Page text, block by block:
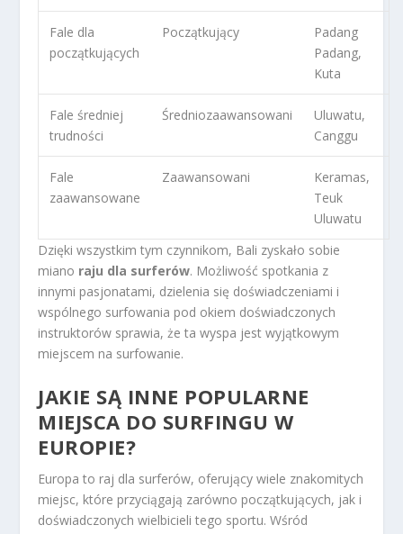
Fale dla
początkujących
Początkujący
Padang
Padang,
Kuta
Fale średniej
trudności
Średniozaawansowani
Uluwatu,
Canggu
Fale
zaawansowane
Zaawansowani
Keramas,
Teuk
Uluwatu
Dzięki wszystkim tym czynnikom, Bali zyskało sobie
miano raju dla surferów. Możliwość spotkania z
innymi pasjonatami, dzielenia się doświadczeniami i
wspólnego surfowania pod okiem doświadczonych
instruktorów sprawia, że ta wyspa jest wyjątkowym
miejscem na surfowanie.
JAKIE SĄ INNE POPULARNE
MIEJSCA DO SURFINGU W
EUROPIE?
Europa to raj dla surferów, oferujący wiele znakomitych
miejsc, które przyciągają zarówno początkujących, jak i
doświadczonych wielbicieli tego sportu. Wśród